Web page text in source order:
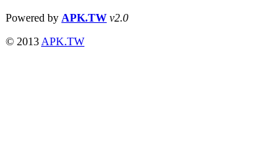
Powered by APK.TW v2.0
© 2013 APK.TW